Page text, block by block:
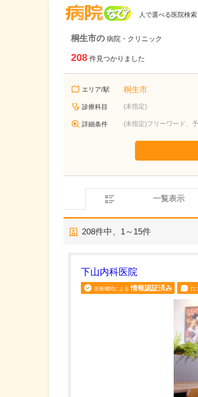
人で選べる医院検索
桐生市の 病院・クリニック
208 件見つかりました
エリア/駅 桐生市
診療科目 (未指定)
詳細条件 (未指定)フリーワード、
一覧表示
208件中、 1～15件
下山内科医院
医療機関による 情報認証済み 口